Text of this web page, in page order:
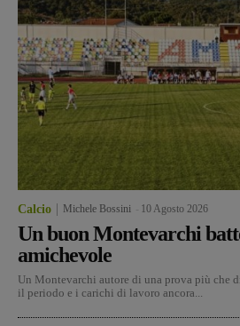
Calcio Michele Bossini 10 Agosto 2026
Un buon Montevarchi
amichevole
Un Montevarchi autore di una prova più che
il periodo e i carichi di lavoro ancora...